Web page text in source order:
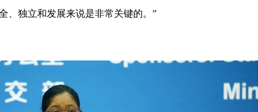
、独立和发展来说是非常关键的。”